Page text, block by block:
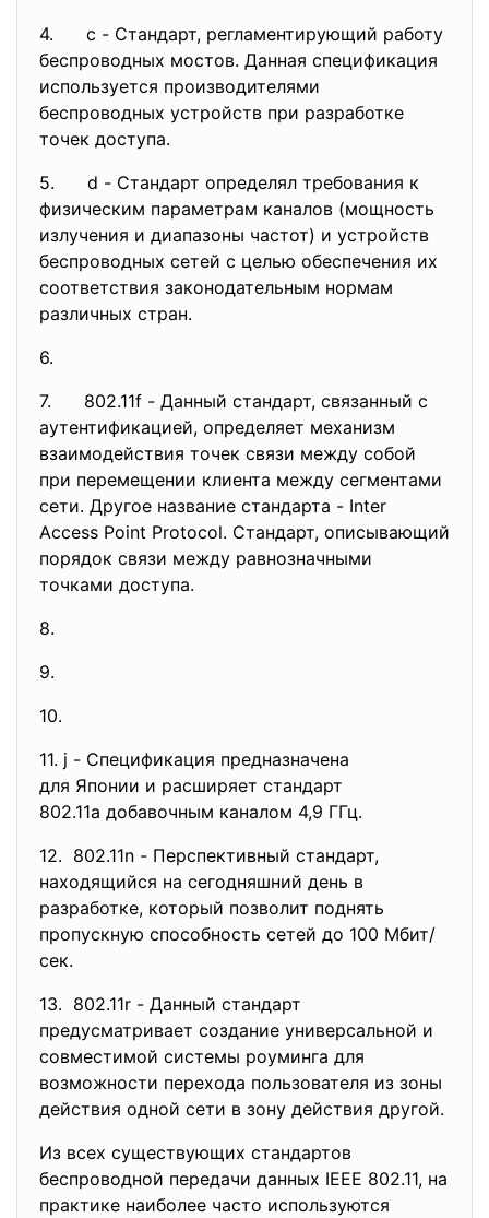
4. c - Стандарт, регламентирующий работу
беспроводных мостов. Данная спецификация
используется производителями
беспроводных устройств при разработке
точек доступа.
5. d - Стандарт определял требования к
физическим параметрам каналов (мощность
излучения и диапазоны частот) и устройств
беспроводных сетей с целью обеспечения их
соответствия законодательным нормам
различных стран.
6.
7. 802.11f - Данный стандарт, связанный с
аутентификацией, определяет механизм
взаимодействия точек связи между собой
при перемещении клиента между сегментами
сети. Другое название стандарта - Inter
Access Point Protocol. Стандарт, описывающий
порядок связи между равнозначными
точками доступа.
8.
9.
10.
11. j - Спецификация предназначена
для Японии и расширяет стандарт
802.11а добавочным каналом 4,9 ГГц.
12. 802.11n - Перспективный стандарт,
находящийся на сегодняшний день в
разработке, который позволит поднять
пропускную способность сетей до 100 Мбит/
сек.
13. 802.11r - Данный стандарт
предусматривает создание универсальной и
совместимой системы роуминга для
возможности перехода пользователя из зоны
действия одной сети в зону действия другой.
Из всех существующих стандартов
беспроводной передачи данных IEEE 802.11, на
практике наиболее часто используются